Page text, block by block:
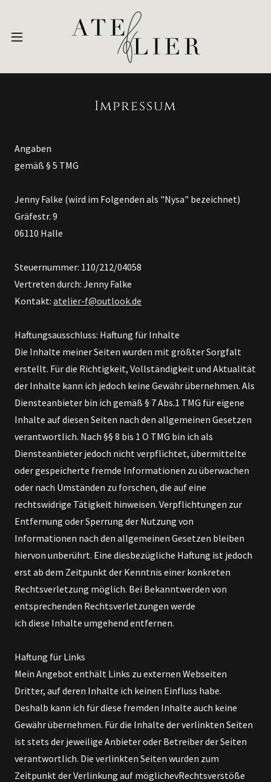
Impressum
Angaben
gemäß § 5 TMG
Jenny Falke (wird im Folgenden als "Nysa" bezeichnet)
Gräfestr. 9
06110 Halle
Steuernummer: 110/212/04058
Vertreten durch: Jenny Falke
Kontakt: atelier-f@outlook.de
Haftungsausschluss: Haftung für Inhalte
Die Inhalte meiner Seiten wurden mit größter Sorgfalt
erstellt. Für die Richtigkeit, Vollständigkeit und Aktualität
der Inhalte kann ich jedoch keine Gewähr übernehmen. Als
Diensteanbieter bin ich gemäß § 7 Abs.1 TMG für eigene
Inhalte auf diesen Seiten nach den allgemeinen Gesetzen
verantwortlich. Nach §§ 8 bis 1 O TMG bin ich als
Diensteanbieter jedoch nicht verpflichtet, übermittelte
oder gespeicherte fremde Informationen zu überwachen
oder nach Umständen zu forschen, die auf eine
rechtswidrige Tätigkeit hinweisen. Verpflichtungen zur
Entfernung oder Sperrung der Nutzung von
Informationen nach den allgemeinen Gesetzen bleiben
hiervon unberührt. Eine diesbezügliche Haftung ist jedoch
erst ab dem Zeitpunkt der Kenntnis einer konkreten
Rechtsverletzung möglich. Bei Bekanntwerden von
entsprechenden Rechtsverletzungen werde
ich diese Inhalte umgehend entfernen.
Haftung für Links
Mein Angebot enthält Links zu externen Webseiten
Dritter, auf deren Inhalte ich keinen Einfluss habe.
Deshalb kann ich für diese fremden Inhalte auch keine
Gewähr übernehmen. Für die Inhalte der verlinkten Seiten
ist stets der jeweilige Anbieter oder Betreiber der Seiten
verantwortlich. Die verlinkten Seiten wurden zum
Zeitpunkt der Verlinkung auf möglichevRechtsverstöße